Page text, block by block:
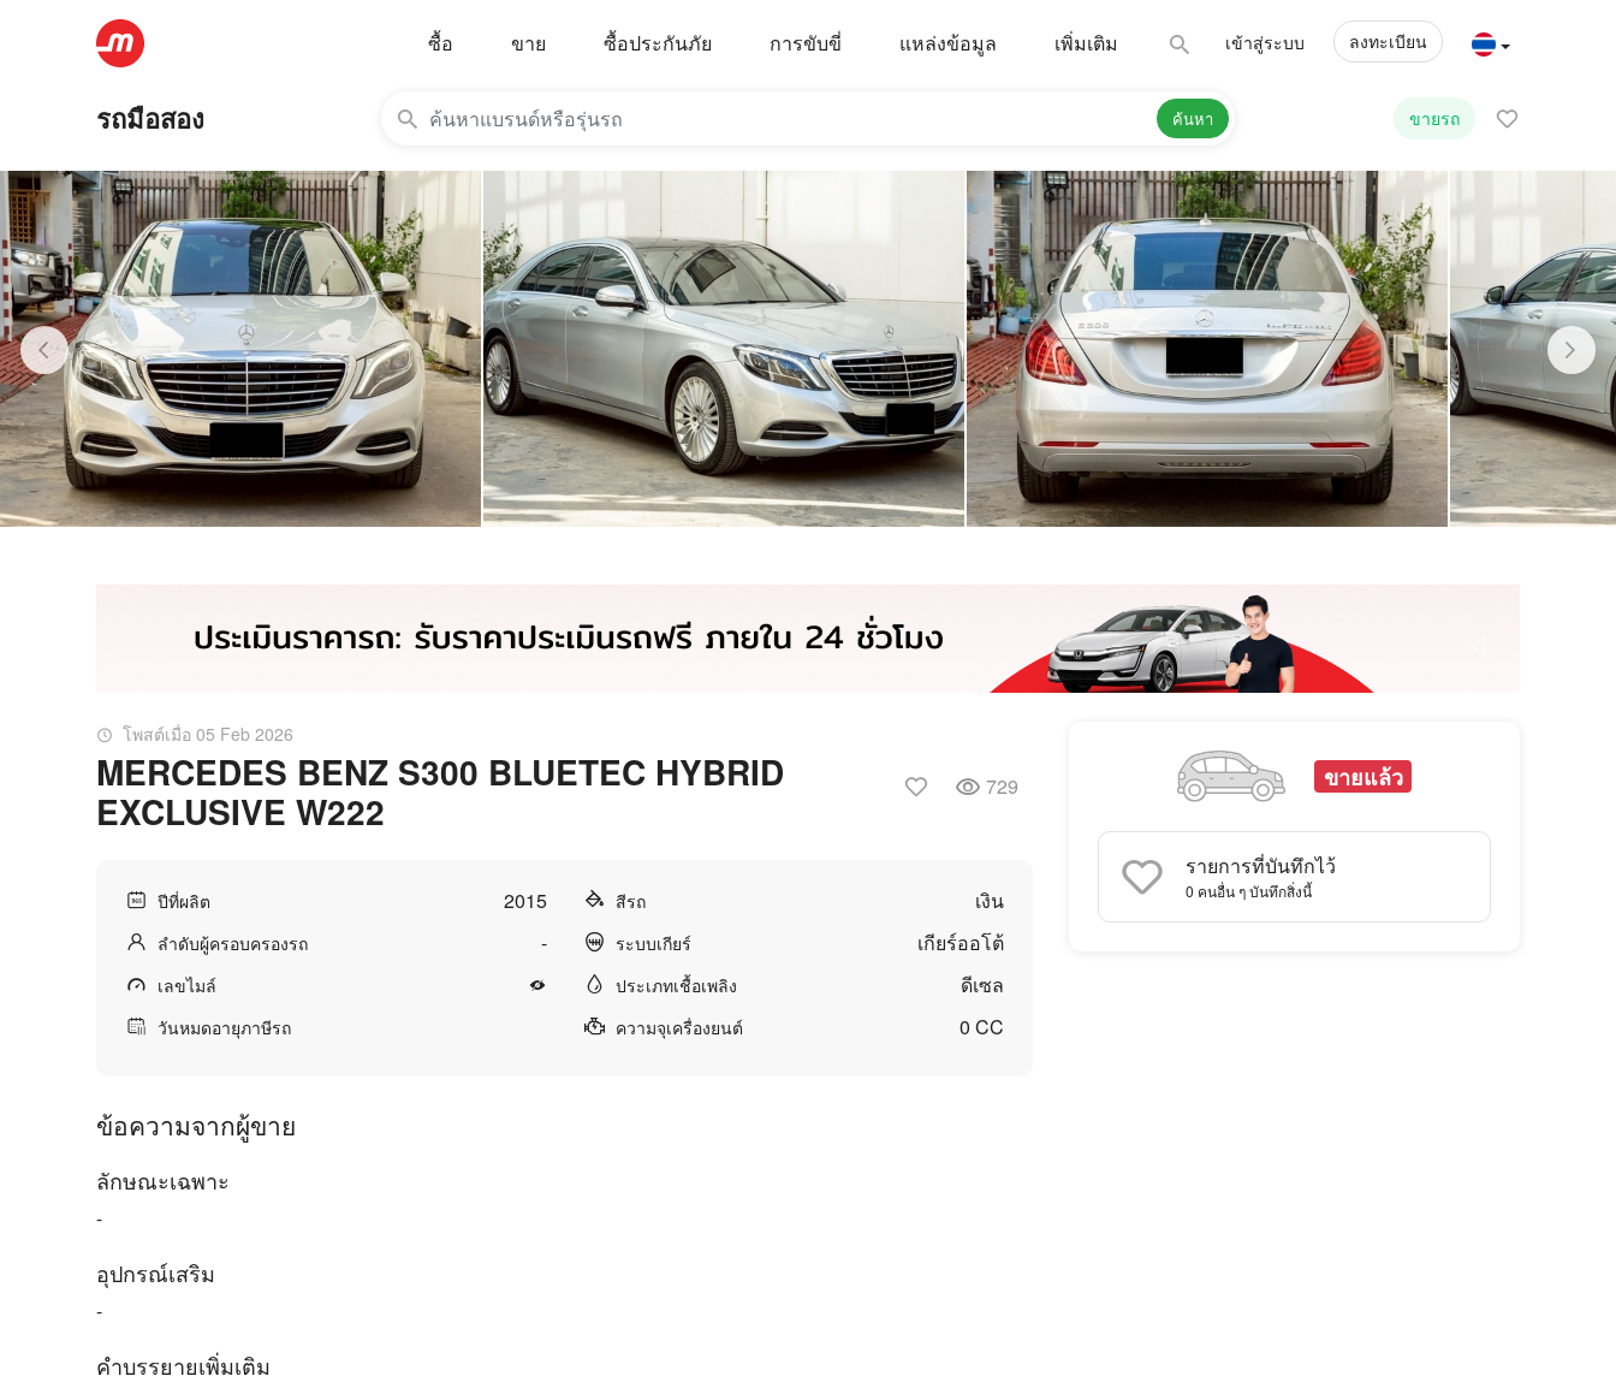
ซื้อ ขาย ซื้อประกันภัย การขับขี่ แหล่งข้อมูล เพิ่มเติม เข้าสู่ระบบ ลงทะเบียน
รถมือสอง ขายรถ
ค้นหา
โพสต์เมื่อ 05 Feb 2026
MERCEDES BENZ S300 BLUETEC HYBRID
EXCLUSIVE W222
729
ปีที่ผลิต 2015
ลำดับผู้ครอบครองรถ -
เลขไมล์
วันหมดอายุภาษีรถ
สีรถ เงิน
ระบบเกียร์ เกียร์ออโต้
ประเภทเชื้อเพลิง ดีเซล
ความจุเครื่องยนต์ 0 CC
ข้อความจากผู้ขาย
ลักษณะเฉพาะ
-
อุปกรณ์เสริม
-
คำบรรยายเพิ่มเติม
ขายแล้ว
รายการที่บันทึกไว้
0 คนอื่น ๆ บันทึกสิ่งนี้